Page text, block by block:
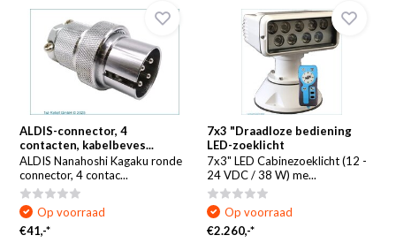
ALDIS-connector, 4
contacten, kabelbeves...
ALDIS Nanahoshi Kagaku ronde
connector, 4 contac...
Op voorraad
€41,-*
7x3 "Draadloze bediening
LED-zoeklicht
7x3" LED Cabinezoeklicht (12 -
24 VDC / 38 W) me...
Op voorraad
€2.260,-*